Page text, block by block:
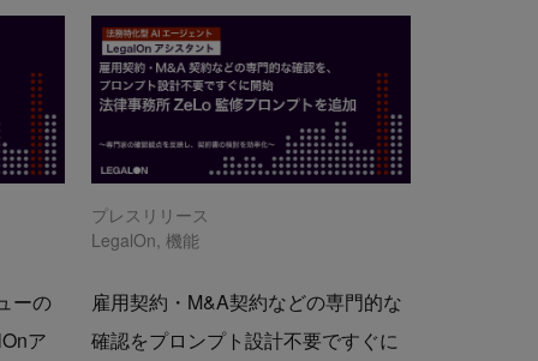
ーの
ア
プレスリリース
LegalOn ,機能
雇用契約・M&A契約などの専門的な
確認をプロンプト設計不要ですぐに